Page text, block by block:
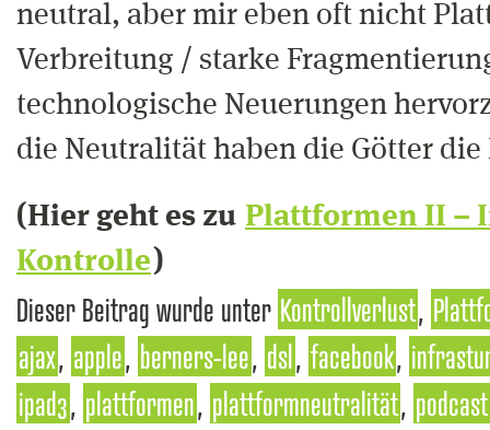
neutral, aber mir eben oft nicht
Verbreitung / starke
technologische Neuerungen
die Neutralität haben die Götter
(Hier geht es zu Plattformen II –
Kontrolle)
Dieser Beitrag wurde unter Kontrollverlust,
ajax, apple, berners-lee, dsl, facebook,
ipad3, plattformen, plattformneutralität, podcast